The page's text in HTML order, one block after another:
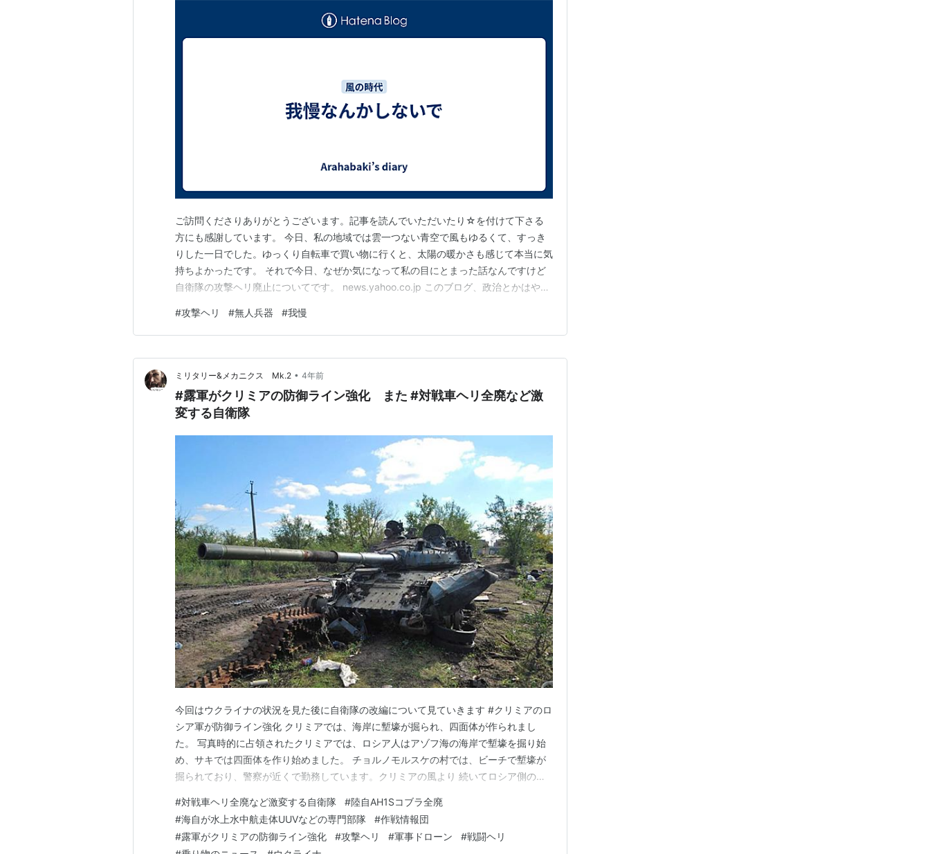
ご訪問くださりありがとうございます。記事を読んでいただいたり☆を付けて下さる
方にも感謝しています。 今日、私の地域では雲一つない青空で風もゆるくて、すっき
りした一日でした。ゆっくり自転車で買い物に行くと、太陽の暖かさも感じて本当に気
持ちよかったです。 それで今日、なぜか気になって私の目にとまった話なんですけど
自衛隊の攻撃ヘリ廃止についてです。 news.yahoo.co.jp このブログ、政治とかはやら
いても、少子化担当大臣とかされた猪口邦子さんが書かれた「戦争と平和」という研究
書なんか、何度も読み返したことがありま…
#攻撃ヘリ #無人兵器 #我慢
ミリタリー&メカニクス Mk.2 • 4年前
#露軍がクリミアの防御ライン強化 また #対戦車ヘリ全廃など激
変する自衛隊
今回はウクライナの状況を見た後に自衛隊の改編について見ていきます #クリミアのロ
シア軍が防御ライン強化 クリミアでは、海岸に塹壕が掘られ、四面体が作られまし
た。 写真時的に占領されたクリミアでは、ロシア人はアゾフ海の海岸で塹壕を掘り始
め、サキでは四面体を作り始めました。 チョルノモルスケの村では、ビーチで塹壕が
掘られており、警察が近くで勤務しています。クリミアの風より 続いてロシア側の戦
ト #アレクセイボロビコフ（コールサイン「ひげ」）が戦死しました 彼は 34 歳で、
スヴェルドロフスク地方のズベズダ村出身でした。ロ…
#対戦車ヘリ全廃など激変する自衛隊 #陸自AH1Sコブラ全廃
#海自が水上水中航走体UUVなどの専門部隊 #作戦情報団
#露軍がクリミアの防御ライン強化 #攻撃ヘリ #軍事ドローン #戦闘ヘリ